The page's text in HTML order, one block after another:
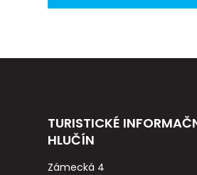
TURISTICKÉ
HLUČÍN
Zámecká 4